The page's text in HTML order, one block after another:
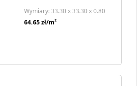
Wymiary: 33.30 x 33.30 x 0.80
64.65zł/m2